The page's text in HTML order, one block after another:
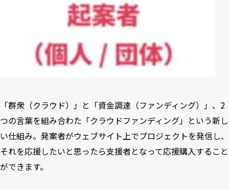
「群衆（クラウド）」と「資金調達（ファンディング）」、2
つの言葉を組み合わた「クラウドファンディング」という新し
い仕組み。発案者がウェブサイト上でプロジェクトを発信し、
それを応援したいと思ったら支援者となって応援購入すること
ができます。